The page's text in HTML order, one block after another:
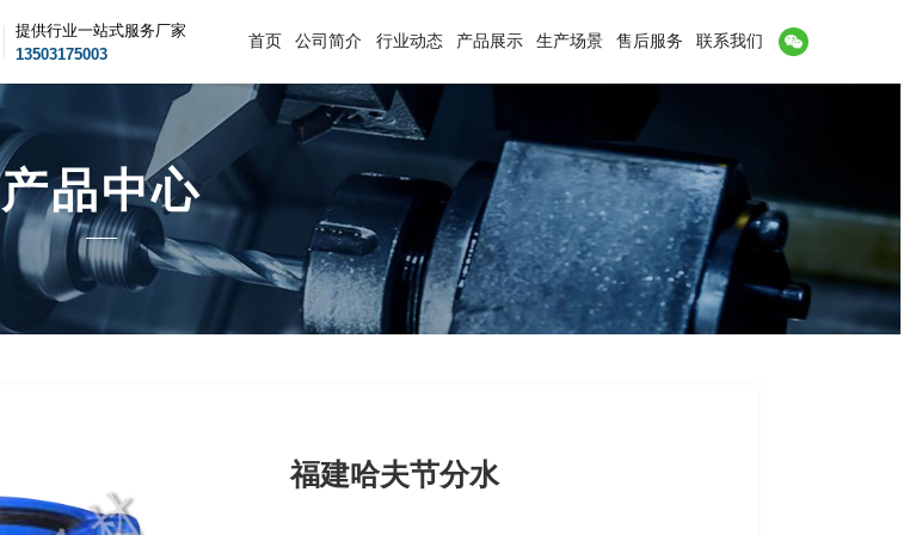
提供行业一站式服务厂家
13503175003
首页 公司简介 行业动态 产品展示 生产场景 售后服务 联系我们
产品中心
福建哈夫节分水